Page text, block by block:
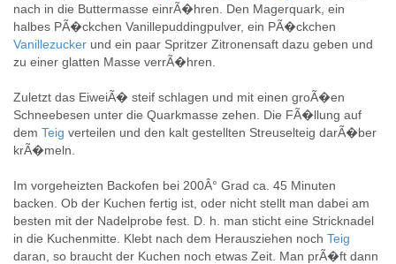
nach in die Buttermasse einrÃ�hren. Den Magerquark, ein
halbes PÃ�ckchen Vanillepuddingpulver, ein PÃ�ckchen
Vanillezucker und ein paar Spritzer Zitronensaft dazu geben und
zu einer glatten Masse verrÃ�hren.
Zuletzt das EiweiÃ� steif schlagen und mit einen groÃ�en
Schneebesen unter die Quarkmasse zehen. Die FÃ�llung auf
dem Teig verteilen und den kalt gestellten Streuselteig darÃ�ber
krÃ�meln.
Im vorgeheizten Backofen bei 200Â° Grad ca. 45 Minuten
backen. Ob der Kuchen fertig ist, oder nicht stellt man dabei am
besten mit der Nadelprobe fest. D. h. man sticht eine Stricknadel
in die Kuchenmitte. Klebt nach dem Herausziehen noch Teig
daran, so braucht der Kuchen noch etwas Zeit. Man prÃ�ft dann